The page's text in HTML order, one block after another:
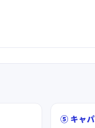
⑤ キャパ